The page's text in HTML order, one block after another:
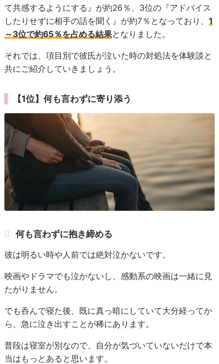
て共感するようにする』が約26％、3位の『アドバイス
したりせずに相手の話を聞く』が約7％となっており、 1
～3位で約65％を占める結果となりました。
それでは、項目別で彼氏が泣いた時の対処法を体験談と
共にご紹介していきましょう。
【1位】何も言わずに寄り添う
何も言わずに抱き締める
彼は明るい時や人前では絶対泣かないです。
映画やドラマでも泣かないし、感動系の映画は一緒に見
たがりません。
でも呑んで寝た後、既に真っ暗にしていて大分経ってか
ら、急に泣き出すことが稀にあります。
普段は寝室が別なので、自分が気づいていないだけで本
当はもっとあると思います。